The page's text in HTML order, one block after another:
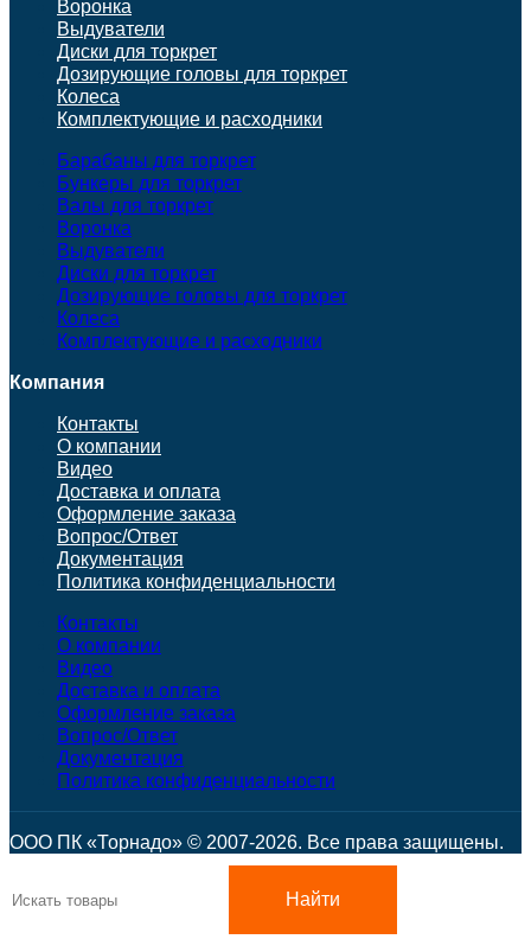
Воронка
Выдуватели
Диски для торкрет
Дозирующие головы для торкрет
Колеса
Комплектующие и расходники
Барабаны для торкрет
Бункеры для торкрет
Валы для торкрет
Воронка
Выдуватели
Диски для торкрет
Дозирующие головы для торкрет
Колеса
Комплектующие и расходники
Компания
Контакты
О компании
Видео
Доставка и оплата
Оформление заказа
Вопрос/Ответ
Документация
Политика конфиденциальности
Контакты
О компании
Видео
Доставка и оплата
Оформление заказа
Вопрос/Ответ
Документация
Политика конфиденциальности
ООО ПК «Торнадо» © 2007-2026. Все права защищены.
Найти